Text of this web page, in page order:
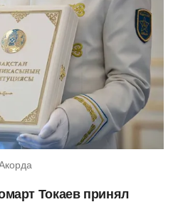
Токаев принял